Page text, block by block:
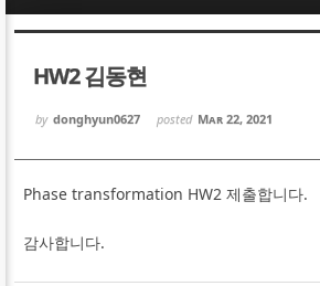
HW2 김동현
by donghyun0627 posted Mar 22, 2021
Phase transformation HW2 제출합니다.
감사합니다.
Sketchbook5, 스케치북5
Sketchbook5, 스케치북5
Sketchbook5, 스케치북5
Sketchbook5, 스케치북5